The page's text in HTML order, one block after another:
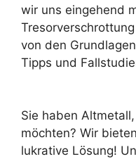
wir uns eingehend
von den
Tipps und
Sie haben
möchten? Wir
lukrative Lösung!